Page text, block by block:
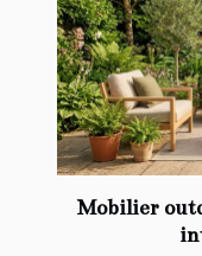
Mobilier